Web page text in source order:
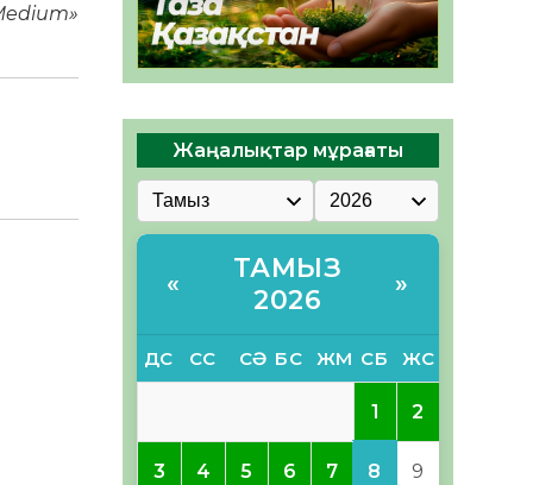
Жаңалықтар мұрағаты
«
ТАМЫЗ
2026
»
ДС СС СӘ БС ЖМ СБ ЖС
1 2
3 4 5 6 7 8 9